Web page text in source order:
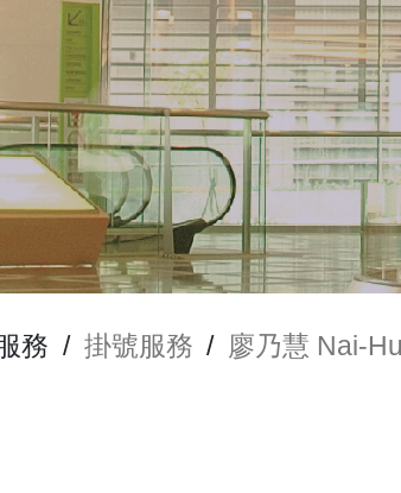
務 / 掛號服務 / 廖乃慧 Nai-